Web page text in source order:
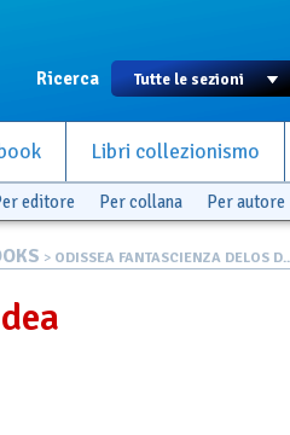
Ricerca
Libri collezionismo
editore Per collana Per autore
> ODISSEA FANTASCIENZA DELOS